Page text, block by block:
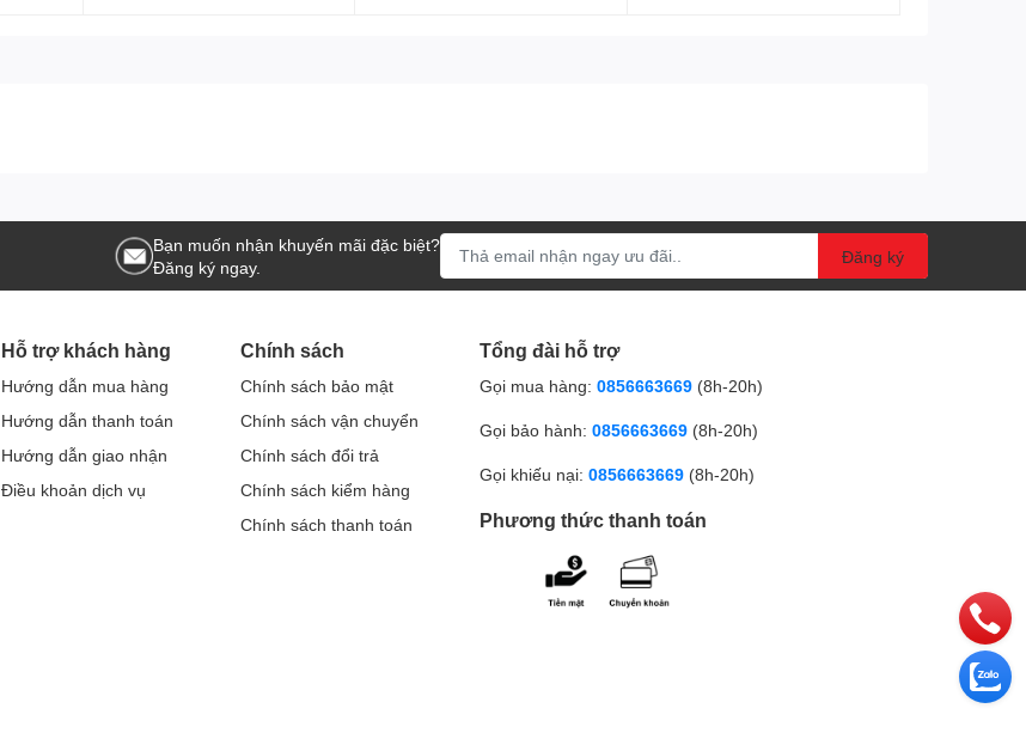
Bạn muốn nhận khuyến mãi đặc biệt?
Đăng ký ngay.
Đăng ký
Hỗ trợ khách hàng
Hướng dẫn mua hàng
Hướng dẫn thanh toán
Hướng dẫn giao nhận
Điều khoản dịch vụ
Chính sách
Chính sách bảo mật
Chính sách vận chuyển
Chính sách đổi trả
Chính sách kiểm hàng
Chính sách thanh toán
Tổng đài hỗ trợ
Gọi mua hàng: 0856663669 (8h-20h)
Gọi bảo hành: 0856663669 (8h-20h)
Gọi khiếu nại: 0856663669 (8h-20h)
Phương thức thanh toán